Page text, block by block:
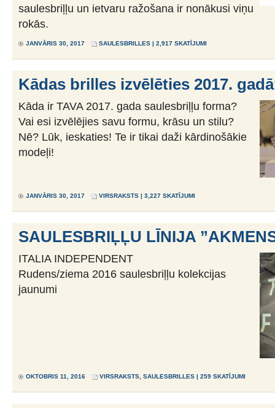
saulesbriļļu un ietvaru ražošana ir nonākusi viņu
rokās.
JANVĀRIS 30, 2017 SAULESBRILLES | 2,917 SKATĪJUMI
Kādas brilles izvēlēties 2017.
Kāda ir TAVA 2017. gada saulesbriļļu forma?
Vai esi izvēlējies savu formu, krāsu un stilu?
Nē? Lūk, ieskaties! Te ir tikai daži kārdinošākie
modeļi!
JANVĀRIS 30, 2017 VIRSRAKSTS | 3,227 SKATĪJUMI
SAULESBRIĻĻU LĪNIJA
ITALIA INDEPENDENT
Rudens/ziema 2016 saulesbriļļu kolekcijas
jaunumi
OKTOBRIS 11, 2016 VIRSRAKSTS SAULESBRILLES | 259 SKATĪJUMI